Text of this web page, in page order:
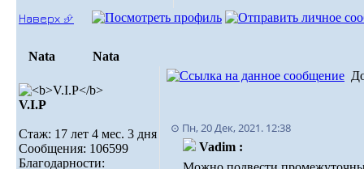
Наверх ⮵
Nata Nata
V.I.Р
Стаж: 17 лет 4 мес. 3 дня
Сообщения: 106599
Благодарности:
⊙ Пн, 20 Дек, 2021. 12:38
Vadim :